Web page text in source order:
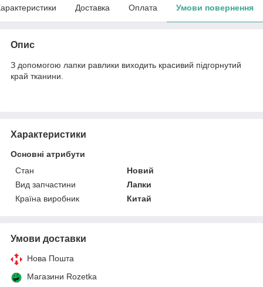
Доставка Оплата Умови повернення
Опис
З допомогою лапки равлики виходить красивий підгорнутий
край тканини.
Характеристики
Основні атрибути
Стан
Новий
Вид запчастини
Лапки
Країна виробник
Китай
Умови доставки
Нова Пошта
Магазини Rozetka